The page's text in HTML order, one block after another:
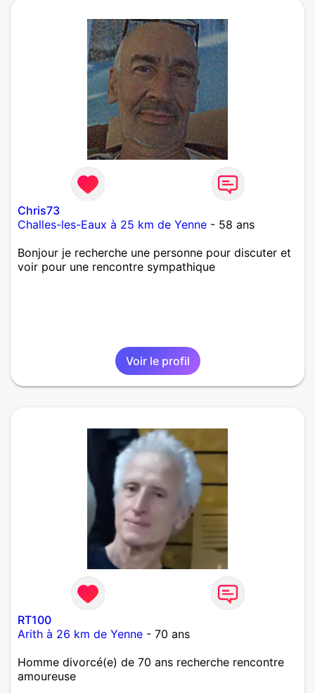
Chris73
Challes-les-Eaux à 25 km de Yenne - 58 ans
Bonjour je recherche une personne pour discuter et
voir pour une rencontre sympathique
Voir le profil
RT100
Arith à 26 km de Yenne - 70 ans
Homme divorcé(e) de 70 ans recherche rencontre
amoureuse